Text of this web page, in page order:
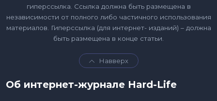
гиперссылка. Ссылка должна быть размещена в
независимости от полного либо частичного использования
материалов. Гиперссылка (для интернет- изданий) – должна
быть размещена в конце статьи.
Навверх
Об интернет-журнале Hard-Life